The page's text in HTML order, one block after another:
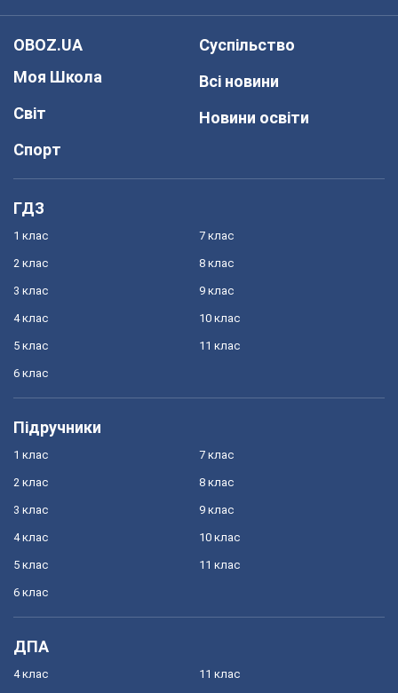
OBOZ.UA
Моя Школа
Світ
Спорт
Суспільство
Всі новини
Новини освіти
ГДЗ
1 клас
2 клас
3 клас
4 клас
5 клас
6 клас
7 клас
8 клас
9 клас
10 клас
11 клас
Підручники
1 клас
2 клас
3 клас
4 клас
5 клас
6 клас
7 клас
8 клас
9 клас
10 клас
11 клас
ДПА
4 клас 11 клас